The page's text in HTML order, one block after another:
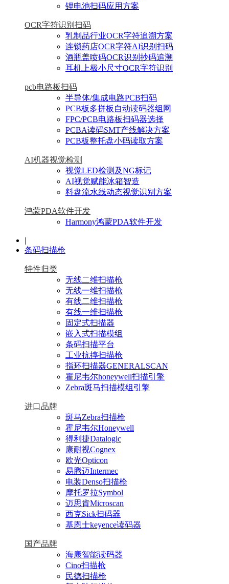
锂电池扫码应用方案
OCR字符识别扫码
乳制品行业OCR字符追溯方案
连锁药店OCR字符AI识别扫码
酒瓶盖喷码OCR识别抄码追溯
耳机上极小尺寸OCR字符识别
pcb电路板扫码
半导体/集成电路PCB扫码
PCB板多拼板自动读码器组网
FPC/PCB电路板扫码器选择
PCBA读码SMT产线解决方案
PCB板整托盘小码读取方案
AI机器视觉检测
视觉LED检测及NG标记
AI视觉赋能冰箱智造
料盘流水线动态视觉识别方案
鸿蒙PDA软件开发
Harmony鸿蒙PDA软件开发
|
条码扫描枪
特性归类
无线二维扫描枪
无线一维扫描枪
有线二维扫描枪
有线一维扫描枪
固定式扫描器
嵌入式扫描模组
条码扫描平台
工业抗摔扫描枪
指环扫描器GENERALSCAN
霍尼韦尔honeywell扫描引擎
Zebra斑马扫描模组引擎
进口品牌
斑马Zebra扫描枪
霍尼韦尔Honeywell
得利捷Datalogic
康耐视Cognex
欧光Opticon
易腾迈Intermec
电装Denso扫描枪
摩托罗拉Symbol
迈思肯Microscan
西克Sick扫码器
基恩士keyence读码器
国产品牌
海康智能读码器
Cino扫描枪
民德扫描枪